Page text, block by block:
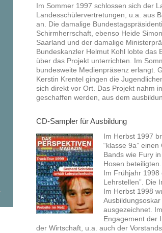
Im Sommer 1997 schlossen sich der
Landesschülervertretungen, u.a. aus
an. Die damalige
Schirmherrschaft, ebenso Heide
Saarland und der damalige
Bundeskanzler Helmut Kohl lobte das
über das Projekt unterrichten. Im
bundesweite Medienpräsenz erlangt.
Kerstin Krentel gingen die
sich direkt vor Ort. Das Projekt nahm
geschaffen werden, aus dem
CD-Sampler für Ausbildung
Im Herbst 1997
“klasse 9a”
Bands wie Fury
Hosen
Im Frühjahr 1998
Lehrstellen”. Die
Im Herbst 1998
ausgezeichnet.
Engagement der
der Wirtschaft, u.a. auch der